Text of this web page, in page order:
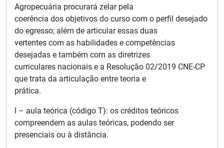
Agropecuária procurará zelar pela
coerência dos objetivos do curso com o perfil desejado
do egresso; além de articular essas duas
vertentes com as habilidades e competências
desejadas e também com as diretrizes
curriculares nacionais e a Resolução 02/2019 CNE-CP
que trata da articulação entre teoria e
prática.
I – aula teórica (código T): os créditos teóricos
compreendem as aulas teóricas, podendo ser
presenciais ou à distância.